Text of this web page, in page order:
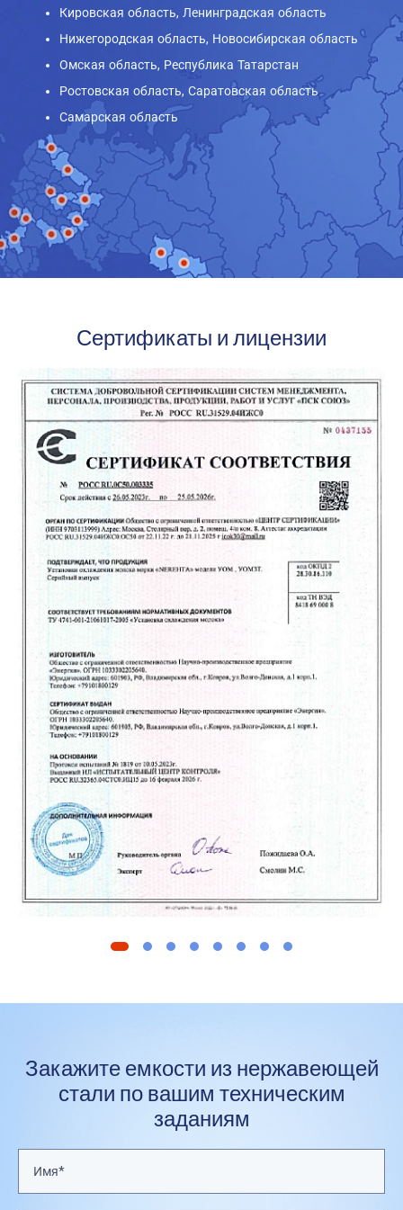
Кировская область, Ленинградская область
Нижегородская область, Новосибирская область
Омская область, Республика Татарстан
Ростовская область, Саратовская область
Самарская область
Сертификаты и лицензии
Закажите емкости из нержавеющей
стали по вашим техническим
заданиям